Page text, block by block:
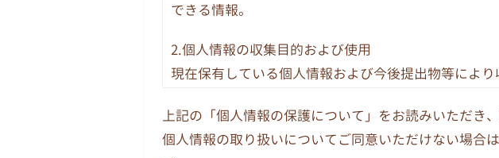
できる情報。
2.個人情報の収集目的および使用
現在保有している個人情報および今後提出物等によ
務、庶務および組織運営に関する業務についてのみ
上記の「個人情報の保護について」をお読みいただき
個人情報の取り扱いについてご同意いただけない場合